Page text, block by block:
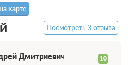
карте
Посмотреть 3 отзыва
Дмитриевич 10